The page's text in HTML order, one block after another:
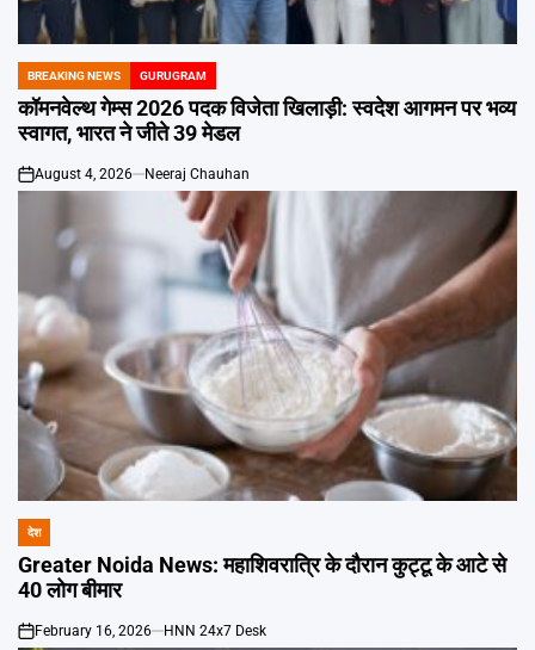
POSTED
IN
BREAKING NEWS GURUGRAM
कॉमनवेल्थ गेम्स 2026 पदक विजेता खिलाड़ी: स्वदेश आगमन पर भव्य
स्वागत, भारत ने जीते 39 मेडल
on
August 4, 2026 Neeraj Chauhan
POSTED
IN
देश
Greater Noida News: महाशिवरात्रि के दौरान कुट्टू के आटे से
40 लोग बीमार
on
February 16, 2026 HNN 24x7 Desk